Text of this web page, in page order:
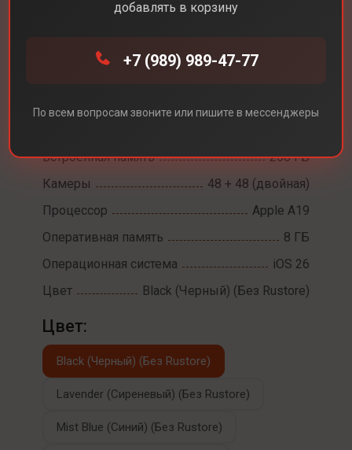
iPhone 17
Встроенная память
256 ГБ
Камеры
48 + 48 (двойная)
Процессор
Apple A19
Оперативная память
8 ГБ
Операционная система
iOS 26
Цвет
Black (Черный) (Без Rustore)
Цвет:
Black (Черный) (Без Rustore)
Lavender (Сиреневый) (Без Rustore)
Mist Blue (Синий) (Без Rustore)
добавлять в корзину
+7 (989) 989-47-77
По всем вопросам звоните или пишите в мессенджеры